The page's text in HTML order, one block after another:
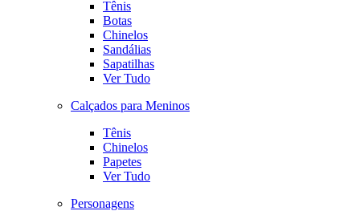
Tênis
Botas
Chinelos
Sandálias
Sapatilhas
Ver Tudo
Calçados para Meninos
Tênis
Chinelos
Papetes
Ver Tudo
Personagens